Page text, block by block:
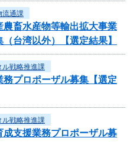
流通課
畜水産物等輸出拡大事業
台湾以外）【選定結果】
ル戦略推進課
プロポーザル募集【選定
ル戦略推進課
支援業務プロポーザル募